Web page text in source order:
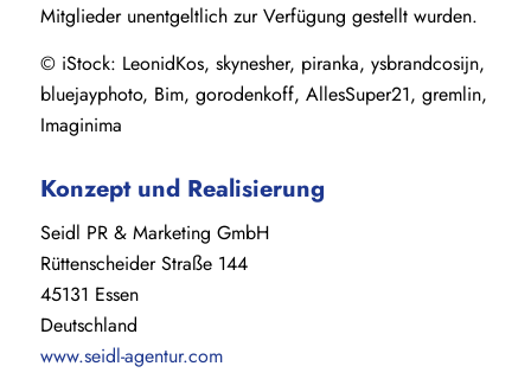
Mitglieder unentgeltlich zur Verfügung gestellt wurden.
© iStock: LeonidKos, skynesher, piranka, ysbrandcosijn,
bluejayphoto, Bim, gorodenkoff, AllesSuper21, gremlin,
Imaginima
Konzept und Realisierung
Seidl PR & Marketing GmbH
Rüttenscheider Straße 144
45131 Essen
Deutschland
www.seidl-agentur.com